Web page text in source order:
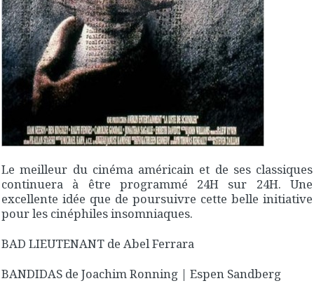
Le meilleur du cinéma américain et de ses classiques
continuera à être programmé 24H sur 24H. Une
excellente idée que de poursuivre cette belle initiative
pour les cinéphiles insomniaques.
BAD LIEUTENANT de Abel Ferrara
BANDIDAS de Joachim Ronning | Espen Sandberg